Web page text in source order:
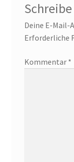
Raumplan
Satzung des
Spenden
Deine E-Mail-
Erforderliche
Kommentar *